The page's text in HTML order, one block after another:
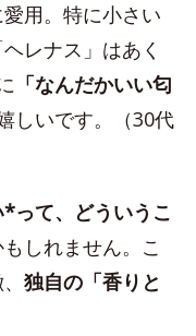
用。特に小さい
レナス」はあく
「なんだかいい匂
しいです。（30代
*って、どういうこ
しれません。こ
独自の「香りと